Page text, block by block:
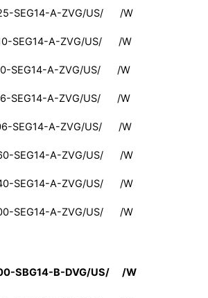
SEG14-A-ZVG/US/ /W
SEG14-A-ZVG/US/ /W
SEG14-A-ZVG/US/ /W
SEG14-A-ZVG/US/ /W
SEG14-A-ZVG/US/ /W
SEG14-A-ZVG/US/ /W
SEG14-A-ZVG/US/ /W
SEG14-A-ZVG/US/ /W
SBG14-B-DVG/US/ /W